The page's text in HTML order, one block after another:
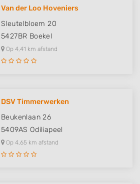
Van der Loo Hoveniers
Sleutelbloem 20
5427BR Boekel
Op 4,41 km afstand
DSV Timmerwerken
Beukenlaan 26
5409AS Odiliapeel
Op 4,65 km afstand